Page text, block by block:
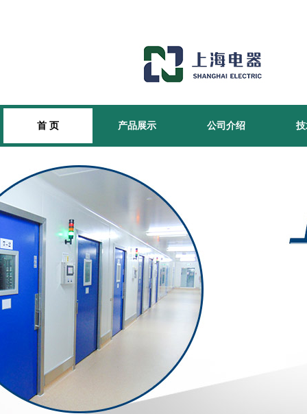
首 页 产品展示 公司介绍